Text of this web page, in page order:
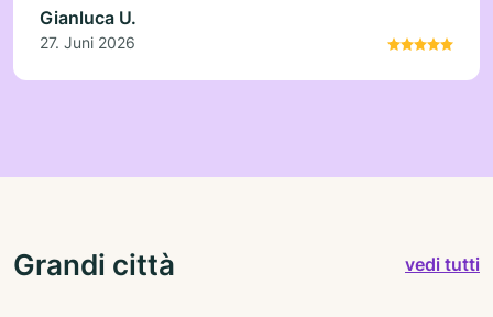
Gianluca U.
27. Juni 2026
Grandi città vedi tutti